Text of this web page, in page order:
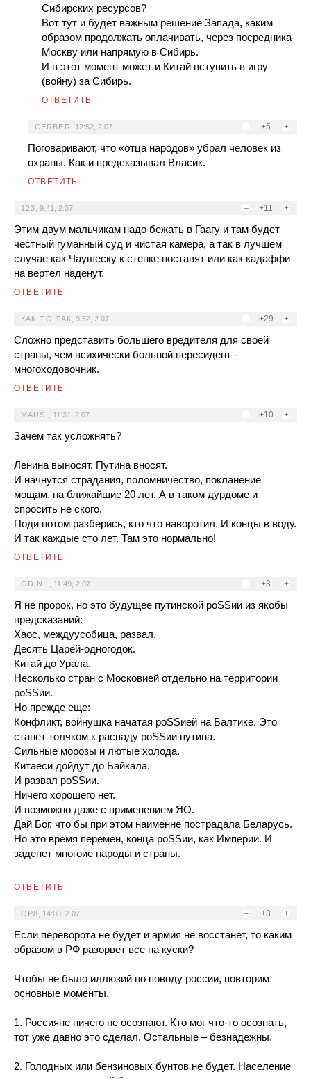
Сибирских ресурсов?
Вот тут и будет важным решение Запада, каким
образом продолжать оплачивать, через посредника-
Москву или напрямую в Сибирь.
И в этот момент может и Китай вступить в игру
(войну) за Сибирь.
ОТВЕТИТЬ
– +5 +
CERBER 12:52, 2.07
Поговаривают, что «отца народов» убрал человек из
охраны. Как и предсказывал Власик.
ОТВЕТИТЬ
– +11 +
123 ,9:41, 2.07
Этим двум мальчикам надо бежать в Гаагу и там будет
честный гуманный суд и чистая камера, а так в лучшем
случае как Чаушеску к стенке поставят или как кадаффи
на вертел наденут.
ОТВЕТИТЬ
– +29 +
КАК-ТО ТАК 9:52, 2.07
Сложно представить большего вредителя для своей
страны, чем психически больной пересидент -
многоходовочник.
ОТВЕТИТЬ
– +10 +
MAUS 11:31, 2.07
Зачем так усложнять?
Ленина выносят, Путина вносят.
И начнутся страдания, поломничество, покланение
мощам, на ближайшие 20 лет. А в таком дурдоме и
спросить не ского.
Поди потом разберись, кто что наворотил. И концы в воду.
И так каждые сто лет. Там это нормально!
ОТВЕТИТЬ
– +3 +
ODIN. 11:49, 2.07
Я не пророк, но это будущее путинской роSSии из якобы
предсказаний:
Хаос, междуусобица, развал.
Десять Царей-одногодок.
Китай до Урала.
Несколько стран с Московией отдельно на территории
роSSии.
Но прежде еще:
Конфликт, войнушка начатая роSSией на Балтике. Это
станет толчком к распаду роSSии путина.
Сильные морозы и лютые холода.
Китаеси дойдут до Байкала.
И развал роSSии.
Ничего хорошего нет.
И возможно даже с применением ЯО.
Дай Бог, что бы при этом наименне пострадала Беларусь.
Но это время перемен, конца роSSии, как Империи. И
заденет многоие народы и страны.
ОТВЕТИТЬ
– +3 +
ОРЛ 14:08, 2.07
Если переворота не будет и армия не восстанет, то каким
образом в РФ разорвет все на куски?
Чтобы не было иллюзий по поводу россии, повторим
основные моменты.
1. Россияне ничего не осознают. Кто мог что-то осознать,
тот уже давно это сделал. Остальные – безнадежны.
2. Голодных или бензиновых бунтов не будет. Население